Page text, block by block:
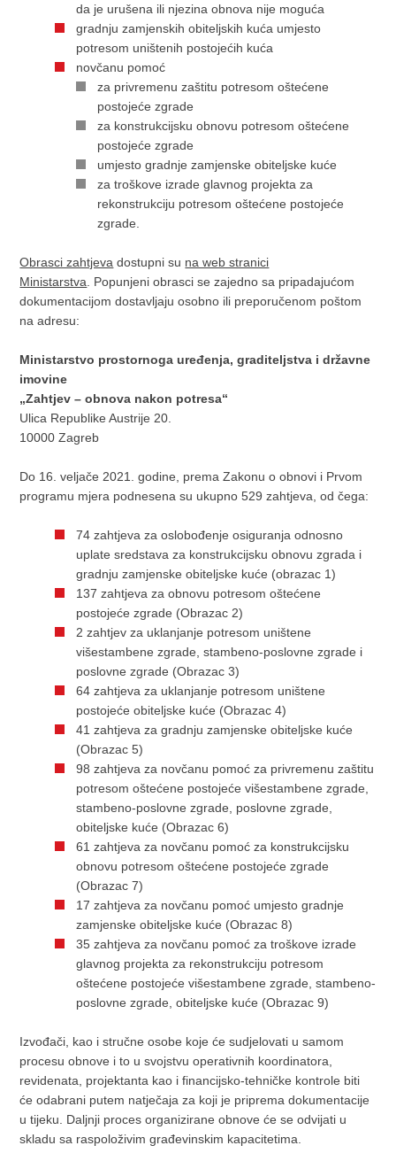
da je urušena ili njezina obnova nije moguća
gradnju zamjenskih obiteljskih kuća umjesto
potresom uništenih postojećih kuća
novčanu pomoć
za privremenu zaštitu potresom oštećene
postojeće zgrade
za konstrukcijsku obnovu potresom oštećene
postojeće zgrade
umjesto gradnje zamjenske obiteljske kuće
za troškove izrade glavnog projekta za
rekonstrukciju potresom oštećene postojeće
zgrade.
Obrasci zahtjeva dostupni su na web stranici
Ministarstva . Popunjeni obrasci se zajedno sa pripadajućom
dokumentacijom dostavljaju osobno ili preporučenom poštom
na adresu:
Ministarstvo prostornoga uređenja, graditeljstva i državne
imovine
„Zahtjev – obnova nakon potresa“
Ulica Republike Austrije 20.
10000 Zagreb
Do 16. veljače 2021. godine, prema Zakonu o obnovi i Prvom
programu mjera podnesena su ukupno 529 zahtjeva, od čega:
74 zahtjeva za oslobođenje osiguranja odnosno
uplate sredstava za konstrukcijsku obnovu zgrada i
gradnju zamjenske obiteljske kuće (obrazac 1)
137 zahtjeva za obnovu potresom oštećene
postojeće zgrade (Obrazac 2)
2 zahtjev za uklanjanje potresom uništene
višestambene zgrade, stambeno-poslovne zgrade i
poslovne zgrade (Obrazac 3)
64 zahtjeva za uklanjanje potresom uništene
postojeće obiteljske kuće (Obrazac 4)
41 zahtjeva za gradnju zamjenske obiteljske kuće
(Obrazac 5)
98 zahtjeva za novčanu pomoć za privremenu zaštitu
potresom oštećene postojeće višestambene zgrade,
stambeno-poslovne zgrade, poslovne zgrade,
obiteljske kuće (Obrazac 6)
61 zahtjeva za novčanu pomoć za konstrukcijsku
obnovu potresom oštećene postojeće zgrade
(Obrazac 7)
17 zahtjeva za novčanu pomoć umjesto gradnje
zamjenske obiteljske kuće (Obrazac 8)
35 zahtjeva za novčanu pomoć za troškove izrade
glavnog projekta za rekonstrukciju potresom
oštećene postojeće višestambene zgrade, stambeno-
poslovne zgrade, obiteljske kuće (Obrazac 9)
Izvođači, kao i stručne osobe koje će sudjelovati u samom
procesu obnove i to u svojstvu operativnih koordinatora,
revidenata, projektanta kao i financijsko-tehničke kontrole biti
će odabrani putem natječaja za koji je priprema dokumentacije
u tijeku. Daljnji proces organizirane obnove će se odvijati u
skladu sa raspoloživim građevinskim kapacitetima.